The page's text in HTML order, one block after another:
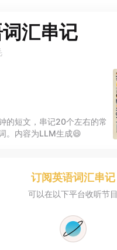
汇串记
的短文，串记20个左右的常
。内容为LLM生成😄
订阅英语词汇串记
可以在以下平台收听节目